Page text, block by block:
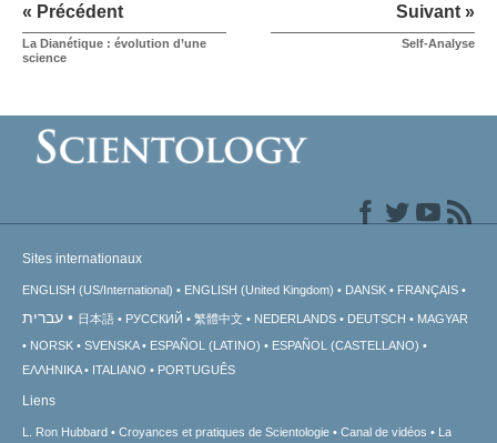
« Précédent
La Dianétique : évolution d’une
science
Suivant »
Self-Analyse
Sites internationaux
ENGLISH (US/International) ENGLISH (United Kingdom) DANSK FRANÇAIS
עברית 日本語 РУССКИЙ 繁體中文 NEDERLANDS DEUTSCH
MAGYAR
NORSK
SVENSKA ESPAÑOL (LATINO)
ESPAÑOL (CASTELLANO)
ΕΛΛΗΝΙΚA
ITALIANO PORTUGUÊS
Liens
L. Ron Hubbard Croyances et pratiques de Scientologie Canal de vidéos La